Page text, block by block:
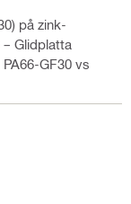
på zink-
Glidplatta
GF30 vs